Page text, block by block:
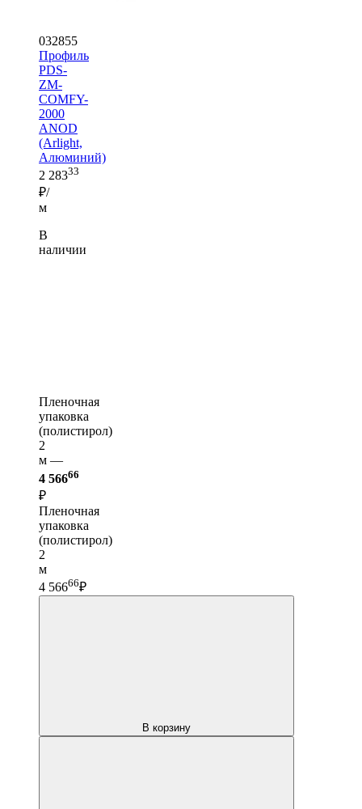
032855
Профиль
PDS-
ZM-
COMFY-
2000
ANOD
(Arlight,
Алюминий)
2 28333
₽/
м
В
наличии
Пленочная
упаковка
(полистирол)
2
м —
4 56666
₽
Пленочная
упаковка
(полистирол)
2
м
4 56666₽
В корзину